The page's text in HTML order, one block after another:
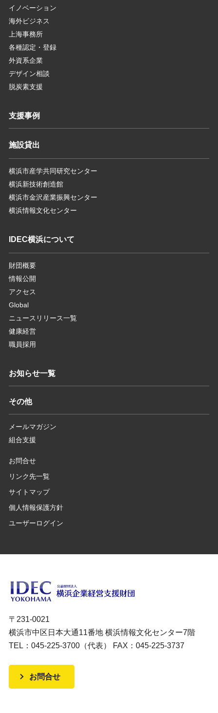
イノベーション
海外ビジネス
上海事務所
各種認定・登録
外資系企業
デザイン相談
脱炭素支援
支援事例
施設貸出
横浜市産学共同研究センター
横浜新技術創造館
横浜市金沢産業振興センター
横浜情報文化センター
IDEC横浜について
財団概要
情報公開
アクセス
Global
ニュースリリース一覧
健康経営
職員採用
お知らせ一覧
その他
メールマガジン
組合支援
お問合せ
リンク先一覧
サイトマップ
個人情報保護方針
ユーザーログイン
〒231-0021
横浜市中区日本大通11番地 横浜情報文化センター7階
TEL：045-225-3700（代表） FAX：045-225-3737
お問合せ